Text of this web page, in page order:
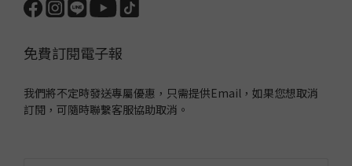
免費訂閱電子報
我們將不定時發送專屬優惠，只需提供Email，如果您想取消
訂閱，可隨時聯繫客服協助取消。